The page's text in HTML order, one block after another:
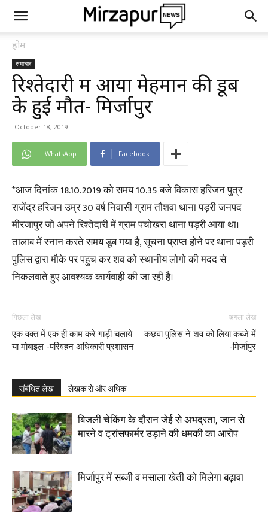
होम
समाचार
रिश्तेदारी में आया मेहमान की डूब
के हुई मौत- मिर्जापुर
October 18, 2019
WhatsApp Facebook
*आज दिनांक 18.10.2019 को समय 10.35 बजे विकास हरिजन पुत्र
राजेंद्र हरिजन उम्र 30 वर्ष निवासी ग्राम तौशवा थाना पड़री जनपद
मीरजापुर जो अपने रिश्तेदारी में ग्राम पचोखरा थाना पड़री आया था।
तालाब में स्नान करते समय डूब गया है, सूचना प्राप्त होने पर थाना पड़री
पुलिस द्वारा मौके पर पहुच कर शव को स्थानीय लोगो की मदद से
निकलवाते हुए आवश्यक कार्यवाही की जा रही है।
पिछला लेख
एक वक्त में एक ही काम करे गाड़ी चलाये
या मोबाइल -परिवहन अधिकारी प्रशासन
अगला लेख
कछवा पुलिस ने शव को लिया कब्जे में
-मिर्जापुर
संबंधित लेख लेखक से और अधिक
बिजली चेकिंग के दौरान जेई से अभद्रता, जान से
मारने व ट्रांसफार्मर उड़ाने की धमकी का आरोप
मिर्जापुर में सब्जी व मसाला खेती को मिलेगा बढ़ावा